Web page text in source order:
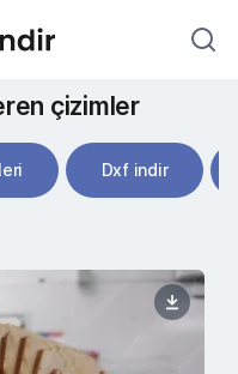
çizimler
Dxf indir